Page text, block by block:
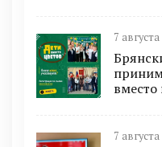
7
вместо
7